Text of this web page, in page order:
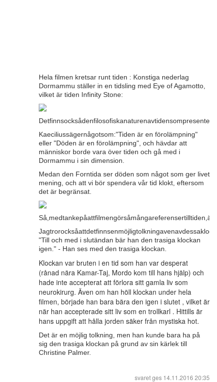
Hela filmen kretsar runt tiden : Konstiga nederlag
Dormammu ställer in en tidsling med Eye of Agamotto,
vilket är tiden Infinity Stone:
Kaeciliussägernågotsom:"Tiden är en förolämpning"
eller "Döden är en förolämpning", och hävdar att
människor borde vara över tiden och gå med i
Dormammu i sin dimension.
Medan den Forntida ser döden som något som ger livet
mening, och att vi bör spendera vår tid klokt, eftersom
det är begränsat.
"Till och med i slutändan bär han den trasiga klockan
igen." - Han ses med den trasiga klockan.
Klockan var bruten i en tid som han var desperat
(rånad nära Kamar-Taj, Mordo kom till hans hjälp) och
hade inte accepterat att förlora sitt gamla liv som
neurokirurg. Även om han höll klockan under hela
filmen, började han bara bära den igen i slutet , vilket är
när han accepterade sitt liv som en trollkarl . Hittills är
hans uppgift att hålla jorden säker från mystiska hot.
Det är en möjlig tolkning, men han kunde bara ha på
sig den trasiga klockan på grund av sin kärlek till
Christine Palmer.
svaret ges 14.11.2016 20:35